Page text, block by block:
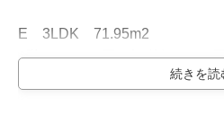
E　3LDK　71.95m2
3階　5738万円　坪単価263万